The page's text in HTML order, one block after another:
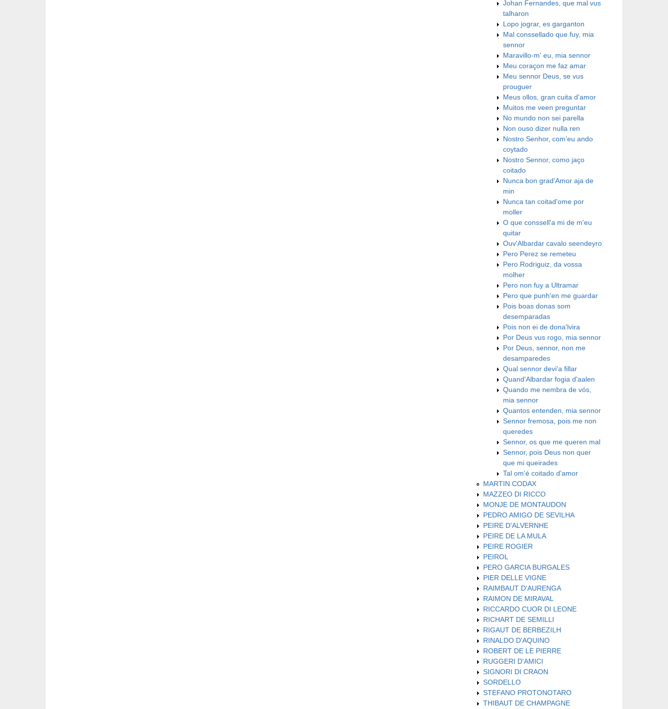
Johan Fernandes, que mal vus
talharon
Lopo jograr, es garganton
Mal conssellado que fuy, mia
sennor
Maravillo-m' eu, mia sennor
Meu coraçon me faz amar
Meu sennor Deus, se vus
prouguer
Meus ollos, gran cuita d'amor
Muitos me veen preguntar
No mundo non sei parella
Non ouso dizer nulla ren
Nostro Senhor, com'eu ando
coytado
Nostro Sennor, como jaço
coitado
Nunca bon grad'Amor aja de
min
Nunca tan coitad'ome por
moller
O que conssell'a mi de m'eu
quitar
Ouv'Albardar cavalo seendeyro
Pero Perez se remeteu
Pero Rodriguiz, da vossa
molher
Pero non fuy a Ultramar
Pero que punh'en me guardar
Pois boas donas som
desemparadas
Pois non ei de dona'lvira
Por Deus vus rogo, mia sennor
Por Deus, sennor, non me
desamparedes
Qual sennor devi'a fillar
Quand'Albardar fogia d'aalen
Quando me nembra de vós,
mia sennor
Quantos entenden, mia sennor
Sennor fremosa, pois me non
queredes
Sennor, os que me queren mal
Sennor, pois Deus non quer
que mi queirades
Tal om'é coitado d'amor
MARTIN CODAX
MAZZEO DI RICCO
MONJE DE MONTAUDON
PEDRO AMIGO DE SEVILHA
PEIRE D'ALVERNHE
PEIRE DE LA MULA
PEIRE ROGIER
PEIROL
PERO GARCIA BURGALES
PIER DELLE VIGNE
RAIMBAUT D'AURENGA
RAIMON DE MIRAVAL
RICCARDO CUOR DI LEONE
RICHART DE SEMILLI
RIGAUT DE BERBEZILH
RINALDO D'AQUINO
ROBERT DE LE PIERRE
RUGGERI D'AMICI
SIGNORI DI CRAON
SORDELLO
STEFANO PROTONOTARO
THIBAUT DE CHAMPAGNE